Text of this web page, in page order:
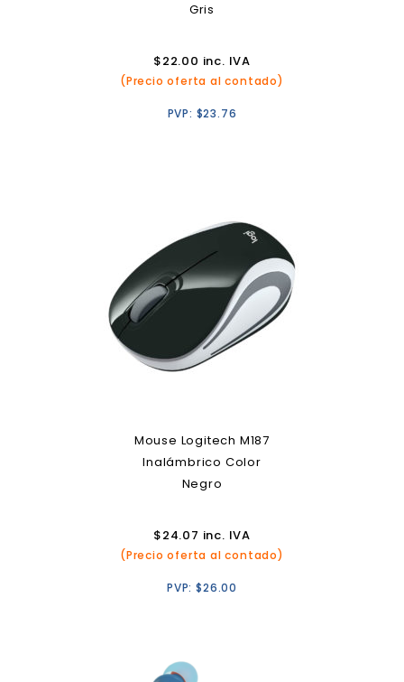
Gris
$22.00 inc. IVA
(Precio oferta al contado)
PVP: $23.76
Mouse Logitech M187
Inalámbrico Color
Negro
$24.07 inc. IVA
(Precio oferta al contado)
PVP:$26.00